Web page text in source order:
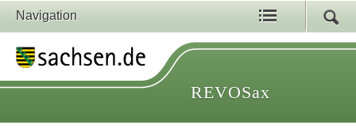
Navigation
REVOSax